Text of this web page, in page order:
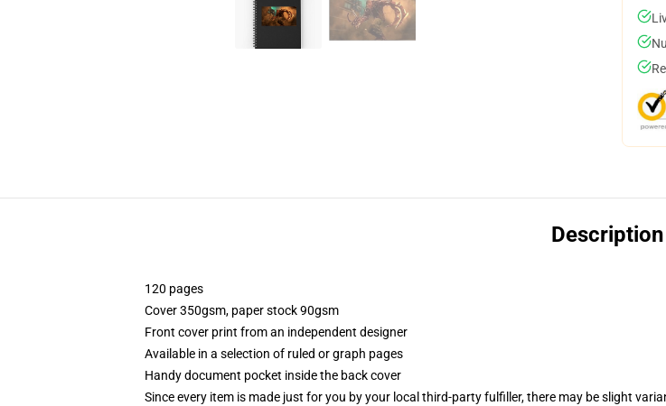
Description
120 pages
Cover 350gsm, paper stock 90gsm
Front cover print from an independent designer
Available in a selection of ruled or graph pages
Handy document pocket inside the back cover
Since every item is made just for you by your local third-party fulfiller, there may be slight